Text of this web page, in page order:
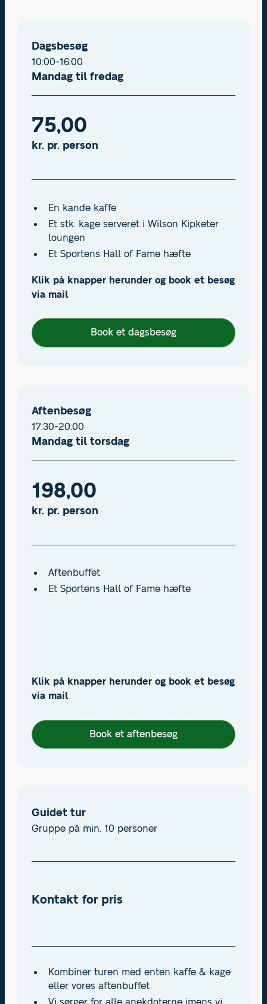
Dagsbesøg
10:00-16:00
Mandag til fredag
75,00
kr. pr. person
En kande kaffe
Et stk. kage serveret i Wilson Kipketer
loungen
Et Sportens Hall of Fame hæfte
Klik på knapper herunder og book et besøg
via mail
Book et dagsbesøg
Aftenbesøg
17:30-20:00
Mandag til torsdag
198,00
kr. pr. person
Aftenbuffet
Et Sportens Hall of Fame hæfte
Klik på knapper herunder og book et besøg
via mail
Book et aftenbesøg
Guidet tur
Gruppe på min. 10 personer
Kontakt for pris
Kombiner turen med enten kaffe & kage
eller vores aftenbuffet